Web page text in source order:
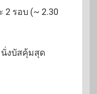
2 รอบ (~ 2.30
นั่งบัสคุ้มสุด